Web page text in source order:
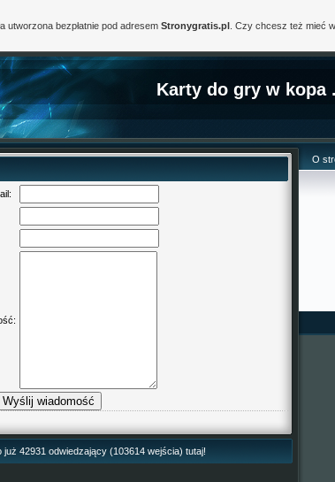
Karty do gry w kopa
już 42931 odwiedzający (103614 wejścia) tutaj!
O
utworzona bezpłatnie pod adresem Stronygratis.pl. Czy chcesz też mieć